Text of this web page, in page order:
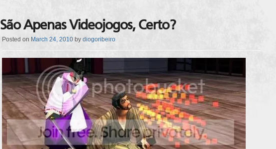
São Apenas Videojogos, Certo?
Posted on March 24, 2010 by diogoribeiro